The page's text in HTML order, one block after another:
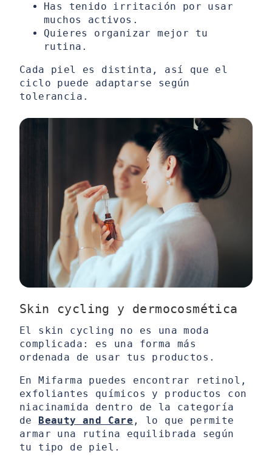
Has tenido irritación por usar
muchos activos.
Quieres organizar mejor tu
rutina.
Cada piel es distinta, así que el
ciclo puede adaptarse según
tolerancia.
Skin cycling y dermocosmética
El skin cycling no es una moda
complicada: es una forma más
ordenada de usar tus productos.
En Mifarma puedes encontrar retinol,
exfoliantes químicos y productos con
niacinamida dentro de la categoría
de
Beauty and Care , lo que permite
armar una rutina equilibrada según
tu tipo de piel.